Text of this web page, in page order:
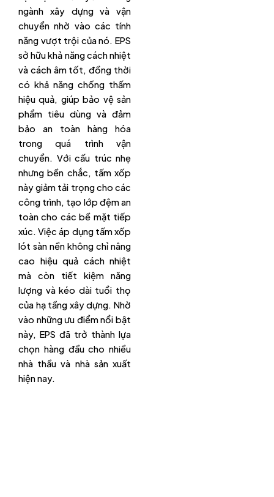
ngành xây dựng và vận
chuyển nhờ vào các tính
năng vượt trội của nó. EPS
sở hữu khả năng cách nhiệt
và cách âm tốt, đồng thời
có khả năng chống thấm
hiệu quả, giúp bảo vệ sản
phẩm tiêu dùng và đảm
bảo an toàn hàng hóa
trong quá trình vận
chuyển. Với cấu trúc nhẹ
nhưng bền chắc, tấm xốp
này giảm tải trọng cho các
công trình, tạo lớp đệm an
toàn cho các bề mặt tiếp
xúc. Việc áp dụng tấm xốp
lót sàn nền không chỉ nâng
cao hiệu quả cách nhiệt
mà còn tiết kiệm năng
lượng và kéo dài tuổi thọ
của hạ tầng xây dựng. Nhờ
vào những ưu điểm nổi bật
này, EPS đã trở thành lựa
chọn hàng đầu cho nhiều
nhà thầu và nhà sản xuất
hiện nay.